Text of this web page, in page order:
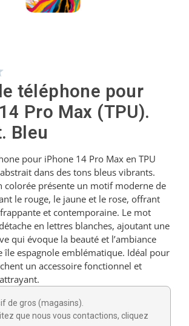
à coudre
téléphone pour
Pro Max (TPU).
Bleu
pour iPhone 14 Pro Max en TPU
dans des tons bleus vibrants.
colorée présente un motif moderne de
le rouge, le jaune et le rose, offrant
et contemporaine. Le mot
en lettres blanches, ajoutant une
qui évoque la beauté et l’ambiance
île espagnole emblématique. Idéal pour
un accessoire fonctionnel et
de gros (magasins).
que nous vous contactions, cliquez